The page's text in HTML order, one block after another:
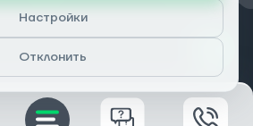
GROUP LTD | Все права защищены
Настройки
Отклонить